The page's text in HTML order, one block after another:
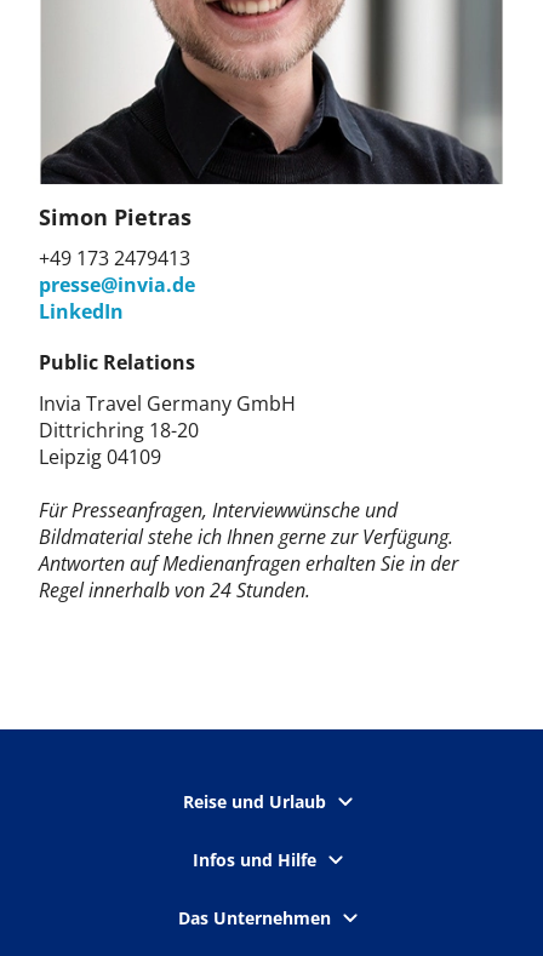
Simon Pietras
+49 173 2479413
presse@invia.de
LinkedIn
Public Relations
Invia Travel Germany GmbH
Dittrichring 18-20
Leipzig 04109
Für Presseanfragen, Interviewwünsche und
Bildmaterial stehe ich Ihnen gerne zur Verfügung.
Antworten auf Medienanfragen erhalten Sie in der
Regel innerhalb von 24 Stunden.
Reise und Urlaub
Infos und Hilfe
Das Unternehmen